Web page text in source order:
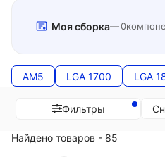
Моя сборка 0
AM5 LGA 1700 LGA
Фильтры
Найдено товаров - 85